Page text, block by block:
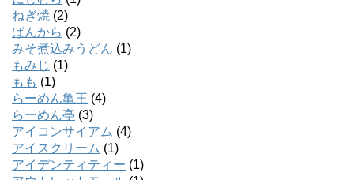
ねぎ焼 (2)
ばんから (2)
みそ煮込みうどん (1)
もみじ (1)
もも (1)
らーめん亀王 (4)
らーめん亭 (3)
アイコンサイアム (4)
アイスクリーム (1)
アイデンティティー (1)